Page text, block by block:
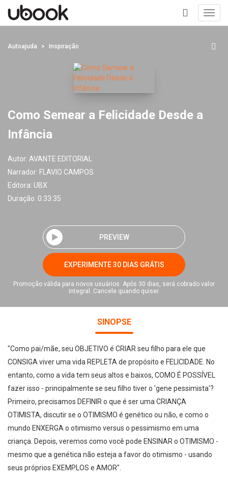
+
Autoajuda Inspiração
Como Semear a Felicidade Desde a
Infância
Autor: AVANTE EDITORIAL
Narrador: FLAVIO CAMPOS
Editora: UBX
Duração: 0:33:35
PREVIEW
EXPERIMENTE 30 DIAS GRÁTIS
Promoção válida para novos usuários. Após 30 dias, será cobrado valor
integral. Cancele quando quiser.
SINOPSE
"Como pai/mãe, seu OBJETIVO é CRIAR seu filho para ele que
CONSIGA viver uma vida REPLETA de propósito e FELICIDADE. No
entanto, como a vida tem seus altos e baixos, COMO É POSSÍVEL
fazer isso - principalmente se seu filho tiver o 'gene pessimista'?
Primeiro, precisamos DEFINIR o que é ser uma CRIANÇA
OTIMISTA, discutir se o OTIMISMO é genético ou não, e como o
mundo ENXERGA o otimismo versus o pessimismo em uma
criança. Depois, veremos como você pode ENSINAR o OTIMISMO -
mesmo que a genética não esteja a favor do otimismo - usando
seus próprios EXEMPLOS e AMOR".